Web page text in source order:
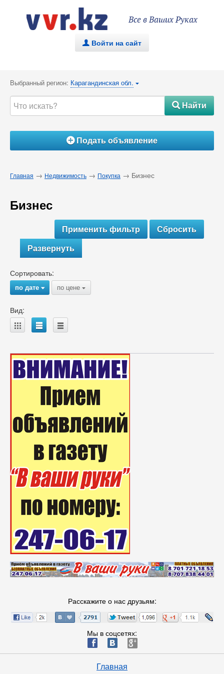
Все в Ваших Руках
. Войти на сайт
Выбранный регион: Карагандинская обл. {
#Найти
ÁПодать объявление
Главная → Недвижимость → Покупка → Бизнес
Бизнес
Развернуть
Сортировать:
по дате{ по цене {
Вид:
A B C
Расскажите о нас друзьям:
Мы в соцсетях:
ä æ è
Главная